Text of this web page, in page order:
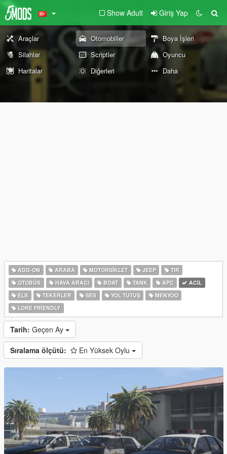
Show Adult Giriş Yap
Araçlar Otomobiller
Boya İşleri
Silahlar
Scriptler
Oyuncu
Haritalar
Diğerleri Daha
ADD-ON ARABA MOTORSIKLET JEEP
TIR
OTOBÜS
HAVA ARACI BOAT TANK APC
ACIL
ELS
TEKERLER SES YOL TUTUŞ
MENYOO
LORE FRIENDLY
Tarih: Geçen Ay
Sıralama ölçütü: En Yüksek Oylu